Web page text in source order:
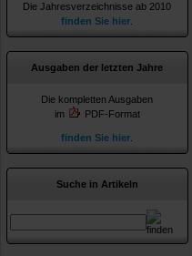
Die Jahresverzeichnisse ab 2010
finden Sie hier
Ausgaben der letzten Jahre
Die kompletten Ausgaben
im
PDF-Format
finden Sie hier
Suche in Artikeln